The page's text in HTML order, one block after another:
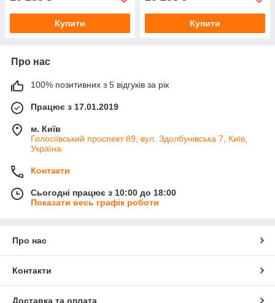
Купити Купити
Про нас
100% позитивних з 5 відгуків за рік
Працює з 17.01.2019
м. Київ
Голосіївський проспект 89, вул. Здолбунівська 7, Київ,
Україна
Контакти
Сьогодні працює з 10:00 до 18:00
Показати весь графік роботи
Про нас
Контакти
Доставка та оплата